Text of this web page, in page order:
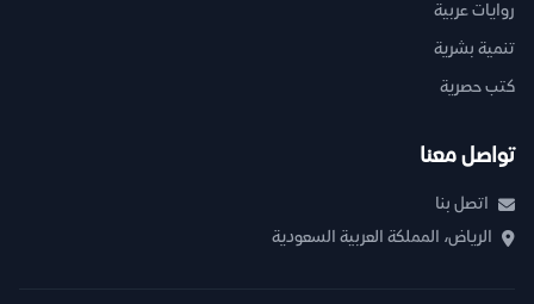
روايات عربية
تنمية بشرية
كتب حصرية
تواصل معنا
اتصل بنا
الرياض، المملكة العربية السعودية